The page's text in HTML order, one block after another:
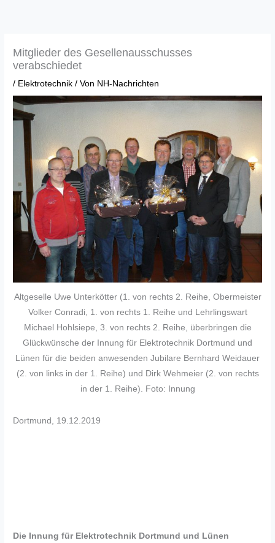
Mitglieder des Gesellenausschusses
verabschiedet
/ Elektrotechnik / Von NH-Nachrichten
Altgeselle Uwe Unterkötter (1. von rechts 2. Reihe, Obermeister
Volker Conradi, 1. von rechts 1. Reihe und Lehrlingswart
Michael Hohlsiepe, 3. von rechts 2. Reihe, überbringen die
Glückwünsche der Innung für Elektrotechnik Dortmund und
Lünen für die beiden anwesenden Jubilare Bernhard Weidauer
(2. von links in der 1. Reihe) und Dirk Wehmeier (2. von rechts
in der 1. Reihe). Foto: Innung
Dortmund, 19.12.2019
Die Innung für Elektrotechnik Dortmund und Lünen